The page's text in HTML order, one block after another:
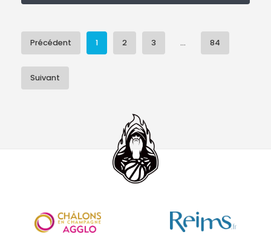
Précédent 1 2 3 ... 84
Suivant